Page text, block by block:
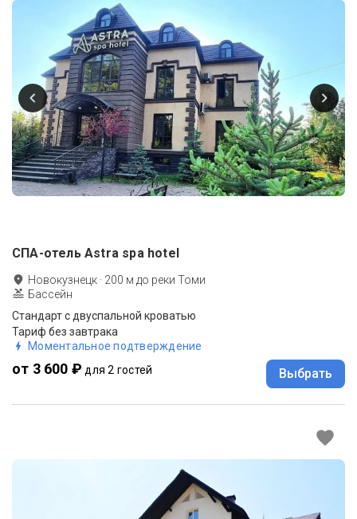
СПА-отель Astra spa hotel
Новокузнецк · 200 м до реки Томи
Бассейн
Стандарт с двуспальной кроватью
Тариф без завтрака
Моментальное подтверждение
от 3 600 ₽ для 2 гостей Выбрать